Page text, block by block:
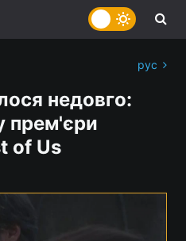
рус
недовго:
прем'єри
of Us